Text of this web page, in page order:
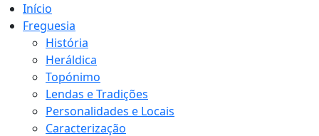
Início
Freguesia
História
Heráldica
Topónimo
Lendas e Tradições
Personalidades e Locais
Caracterização